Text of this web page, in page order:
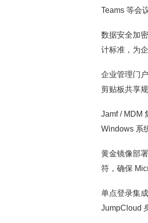
Teams 等会
数据安全加
计标准，为
企业管理门
剪贴板共享
Jamf / MDM
Windows 系
黄金镜像部
符，确保
单点登录集
JumpCloud